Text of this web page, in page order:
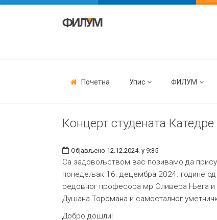
Почетна Упис ФИЛУМ
Концерт студената
Објављено 12.12.2024. у 9:35
Са задовољством вас позивамо да
понедељак 16. децембра 2024. године од
редовног професора мр Оливера Њега и
Душана Торомана и самосталног
Добро дошли!